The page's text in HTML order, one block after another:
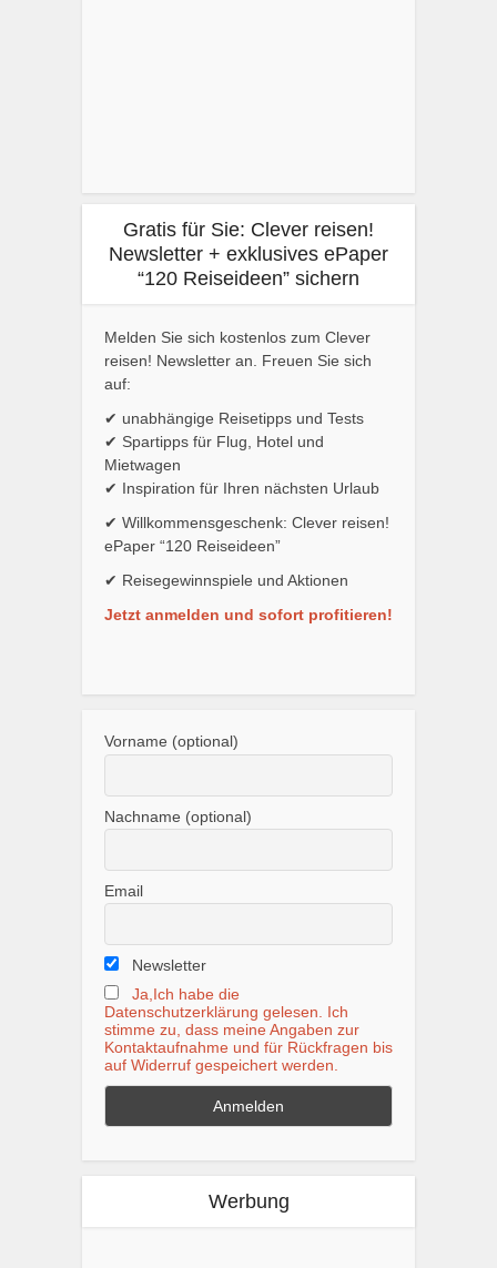
Gratis für Sie: Clever reisen!
Newsletter + exklusives ePaper
“120 Reiseideen” sichern
Melden Sie sich kostenlos zum Clever
reisen! Newsletter an. Freuen Sie sich
auf:
✔ unabhängige Reisetipps und Tests
✔ Spartipps für Flug, Hotel und
Mietwagen
✔ Inspiration für Ihren nächsten Urlaub
✔ Willkommensgeschenk: Clever reisen!
ePaper “120 Reiseideen”
✔ Reisegewinnspiele und Aktionen
Jetzt anmelden und sofort profitieren!
Vorname (optional)
Nachname (optional)
Email
Newsletter
Ja,Ich habe die
Datenschutzerklärung gelesen. Ich
stimme zu, dass meine Angaben zur
Kontaktaufnahme und für Rückfragen bis
auf Widerruf gespeichert werden.
Werbung